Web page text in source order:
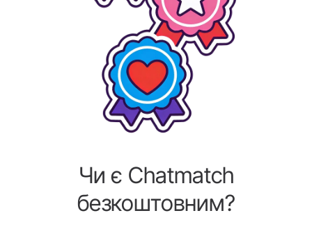
Чи є Chatmatch
безкоштовним?